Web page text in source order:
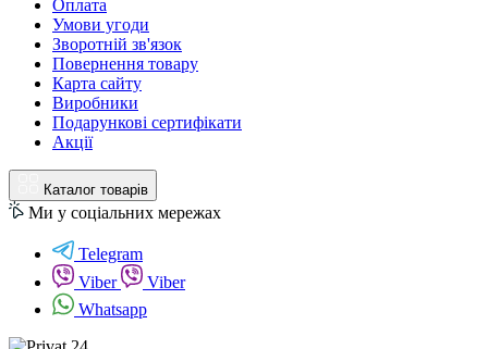
Оплата
Умови угоди
Зворотній зв'язок
Повернення товару
Карта сайту
Виробники
Подарункові сертифікати
Акції
Каталог товарів
Ми у соціальних мережах
Telegram
Viber
Viber
Whatsapp